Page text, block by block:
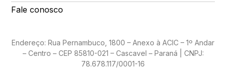
Fale conosco
Endereço: Rua Pernambuco, 1800 – Anexo à ACIC – 1º Andar
– Centro – CEP 85810-021 – Cascavel – Paraná | CNPJ:
78.678.117/0001-16